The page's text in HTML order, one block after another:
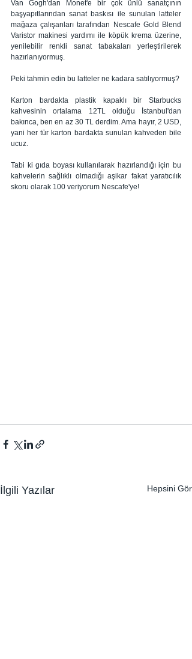
Van Gogh'dan Monet'e bir çok ünlü sanatçının
başyapıtlarından sanat baskısı ile sunulan latteler
mağaza çalışanları tarafından Nescafe Gold Blend
Varistor makinesi yardımı ile köpük krema üzerine,
yenilebilir renkli sanat tabakaları yerleştirilerek
hazırlanıyormuş.
Peki tahmin edin bu latteler ne kadara satılıyormuş?
Karton bardakta plastik kapaklı bir Starbucks
kahvesinin ortalama 12TL olduğu İstanbul'dan
bakınca, ben en az 30 TL derdim. Ama hayır, 2 USD,
yani her tür karton bardakta sunulan kahveden bile
ucuz.
Tabi ki gıda boyası kullanılarak hazırlandığı için bu
kahvelerin sağlıklı olmadığı aşikar fakat yaratıcılık
skoru olarak 100 veriyorum Nescafe'ye!
İlgili Yazılar Hepsini Gör